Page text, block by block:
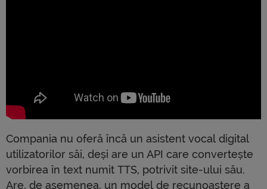
Compania nu oferă încă un asistent vocal digital
utilizatorilor săi, deși are un API care convertește
vorbirea în text numit TTS, potrivit site-ului său.
Are, de asemenea, un model de recunoaștere a